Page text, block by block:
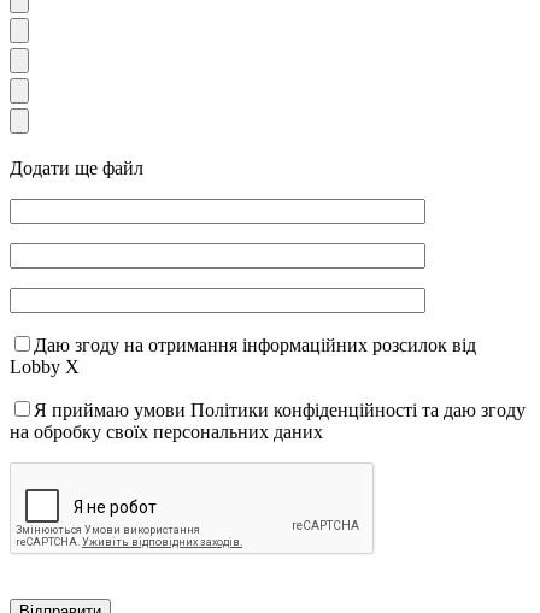
Додати ще файл
Даю згоду на отримання інформаційних розсилок від
Lobby X
Я приймаю умови Політики конфіденційності та даю згоду
на обробку своїх персональних даних